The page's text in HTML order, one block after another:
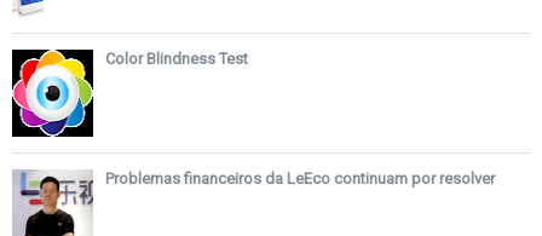
Color Blindness Test
Problemas financeiros da LeEco continuam por resolver